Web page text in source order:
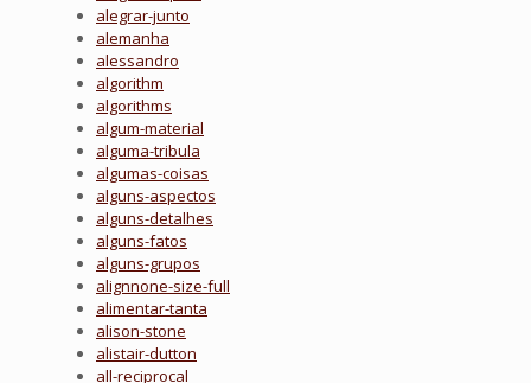
alegrar-junto
alemanha
alessandro
algorithm
algorithms
algum-material
alguma-tribula
algumas-coisas
alguns-aspectos
alguns-detalhes
alguns-fatos
alguns-grupos
alignnone-size-full
alimentar-tanta
alison-stone
alistair-dutton
all-reciprocal